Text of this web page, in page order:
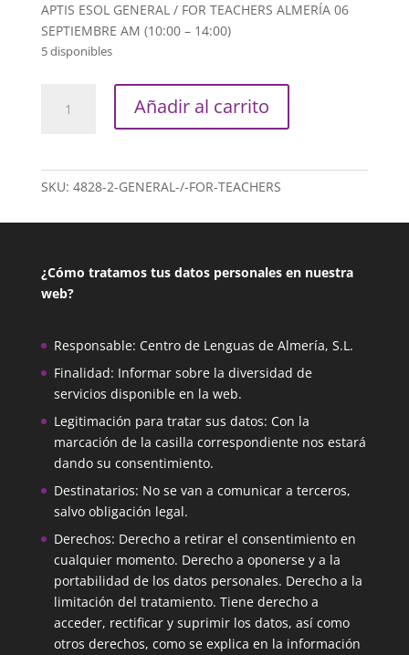
APTIS ESOL GENERAL / FOR TEACHERS ALMERÍA 06
SEPTIEMBRE AM (10:00 – 14:00)
5 disponibles
Añadir al carrito
SKU: 4828-2-GENERAL-/-FOR-TEACHERS
¿Cómo tratamos tus datos personales en nuestra
web?
Responsable: Centro de Lenguas de Almería, S.L.
Finalidad: Informar sobre la diversidad de
servicios disponible en la web.
Legitimación para tratar sus datos: Con la
marcación de la casilla correspondiente nos estará
dando su consentimiento.
Destinatarios: No se van a comunicar a terceros,
salvo obligación legal.
Derechos: Derecho a retirar el consentimiento en
cualquier momento. Derecho a oponerse y a la
portabilidad de los datos personales. Derecho a la
limitación del tratamiento. Tiene derecho a
acceder, rectificar y suprimir los datos, así como
otros derechos, como se explica en la información